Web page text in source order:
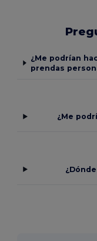
¿Me podrían
prendas
¿Me